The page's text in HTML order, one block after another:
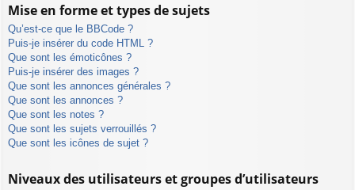
Mise en forme et types de sujets
Qu’est-ce que le BBCode ?
Puis-je insérer du code HTML ?
Que sont les émoticônes ?
Puis-je insérer des images ?
Que sont les annonces générales ?
Que sont les annonces ?
Que sont les notes ?
Que sont les sujets verrouillés ?
Que sont les icônes de sujet ?
Niveaux des utilisateurs et groupes d’utilisateurs